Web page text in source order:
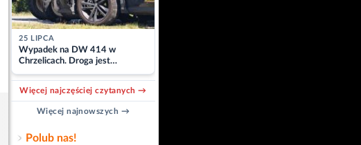
25 LIPCA
Wypadek na DW 414 w
Chrzelicach. Droga jest
zablokowana
Więcej najczęściej czytanych →
Więcej najnowszych →
Polub nas!